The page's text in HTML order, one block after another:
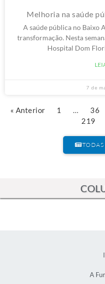
Melhoria na saúde
A saúde pública no Baixo
transformação. Nesta
Hospital Dom
7 de
« Anterior 1 … 36
219
A